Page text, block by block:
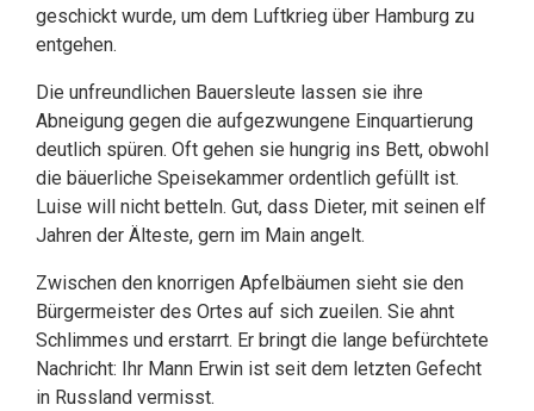
geschickt wurde, um dem Luftkrieg über Hamburg zu
entgehen.
Die unfreundlichen Bauersleute lassen sie ihre
Abneigung gegen die aufgezwungene Einquartierung
deutlich spüren. Oft gehen sie hungrig ins Bett, obwohl
die bäuerliche Speisekammer ordentlich gefüllt ist.
Luise will nicht betteln. Gut, dass Dieter, mit seinen elf
Jahren der Älteste, gern im Main angelt.
Zwischen den knorrigen Apfelbäumen sieht sie den
Bürgermeister des Ortes auf sich zueilen. Sie ahnt
Schlimmes und erstarrt. Er bringt die lange befürchtete
Nachricht: Ihr Mann Erwin ist seit dem letzten Gefecht
in Russland vermisst.